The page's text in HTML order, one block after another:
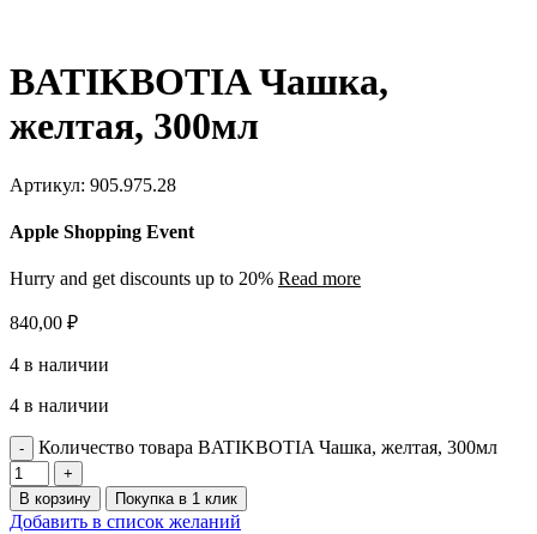
BATIKBOTIA Чашка,
желтая, 300мл
Артикул: 905.975.28
Apple Shopping Event
Hurry and get discounts up to 20% Read more
840,00 ₽
4 в наличии
4 в наличии
Количество товара BATIKBOTIA Чашка, желтая, 300мл
В корзину Покупка в 1 клик
Добавить в список желаний